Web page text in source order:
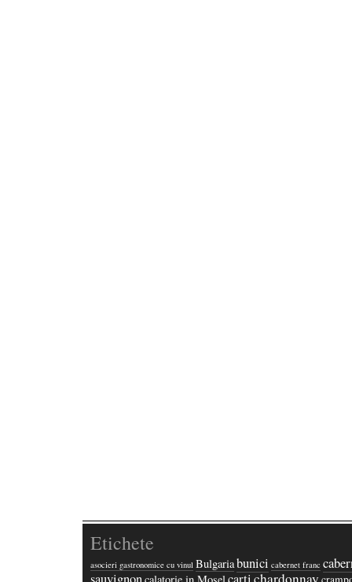
Etichete
asocieri gastronomice cu vinul Bulgariabunici cabernet franc
chardonnay